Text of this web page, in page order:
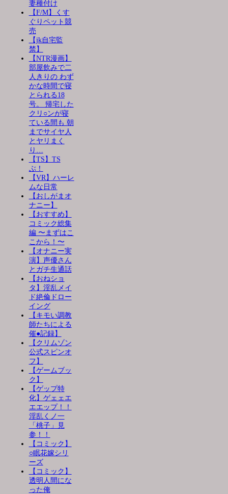
妻種付け
【F/M】くす
ぐりペット競
売
【jk自宅監
禁】
【NTR漫画】
部屋飲みで二
人きりの わず
かな時間で寝
とられる18
号。 帰宅した
クリ○ンが寝
ている間も 朝
までサイヤ人
とヤリまく
り…
【TS】TS
ぶ！
【VR】ハーレ
ムな日常
【おしがまオ
ナニー】
【おすすめ】
コミック総集
編 〜まずはこ
こから！〜
【オナニー実
演】声優さん
とガチ生通話
【おねショ
タ】淫乱メイ
ド絶倫ドロー
イング
【キモい調教
師たちによる
催●記録】
【クリムゾン
公式スピンオ
フ】
【ゲームブッ
ク】
【ゲップ特
化】ゲェェエ
エエップ！！
淫乱くノ一
「桃子」見
参！！
【コミック】
○眠花嫁シリ
ーズ
【コミック】
透明人間にな
った俺